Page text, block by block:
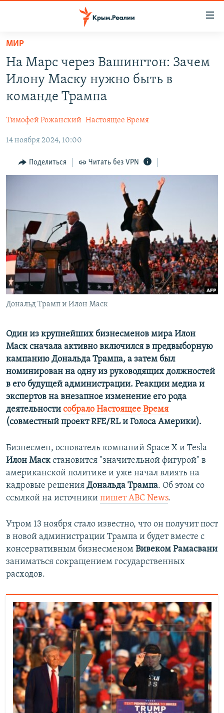
Вернуться
основному
содержанию
главной
навигации
Вернутся
поиску
СПЕЦПРОЕКТЫ
11 ЛЕТ ОККУПАЦИИ КРЫМА. 11 ИСТОРИЙ СОПРОТИВЛЕНИЯ
ЕЩЕ
ИНТЕРАКТИВ
ИНФОГРАФИКА
ПРОПАВШИЕ БЕЗ ВЕСТИ
ПОБЕДИТЕЛЕЙ НЕ СУДЯТ?
КРЫМ.НЕПОКОРЕННЫЙ
ELIFBE
УКРАИНСКАЯ ПРОБЛЕМА КРЫМА
РАДІО СВОБОДА
КАК ОБОЙТИ БЛОКИРОВКУ
ПРИСОЕДИНЯЙТЕСЬ!
Все сайты RFE/RL
МИР
На Марс через Вашингтон: Зачем
Илону Маску нужно быть в
команде Трампа
Тимофей Рожанский Настоящее Время
14 ноября 2024, 10:00
Поделиться Читать без VPN
Дональд Трамп и Илон Маск
Один из крупнейших бизнесменов мира Илон
Маск сначала активно включился в предвыборную
кампанию Дональда Трампа, а затем был
номинирован на одну из руководящих должностей
в его будущей администрации. Реакции медиа и
экспертов на внезапное изменение его рода
деятельности собрало Настоящее Время
(совместный проект RFE/RL и Голоса Америки).
Бизнесмен, основатель компаний Space X и Tesla
Илон Маскстановится "значительной фигурой" в
американской политике и уже начал влиять на
кадровые решения Дональда Трампа. Об этом со
ссылкой на источники пишет ABC News.
Утром 13 ноября стало известно, что он получит пост
в новой администрации Трампа и будет вместе с
консервативным бизнесменом Вивеком Рамасвани
заниматься сокращением государственных
расходов.